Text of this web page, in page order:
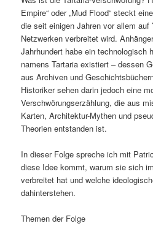
Empire“ oder „Mud Flood“ steckt
die seit einigen Jahren vor allem auf
Netzwerken verbreitet wird.
Jahrhundert habe ein technologisch
namens Tartaria existiert – dessen
aus Archiven und
Historiker sehen darin jedoch eine
Verschwörungserzählung, die aus
Karten, Architektur-Mythen und
Theorien entstanden ist.
In dieser Folge spreche ich mit
diese Idee kommt, warum sie sich
verbreitet hat und welche
dahinterstehen.
Themen der Folge